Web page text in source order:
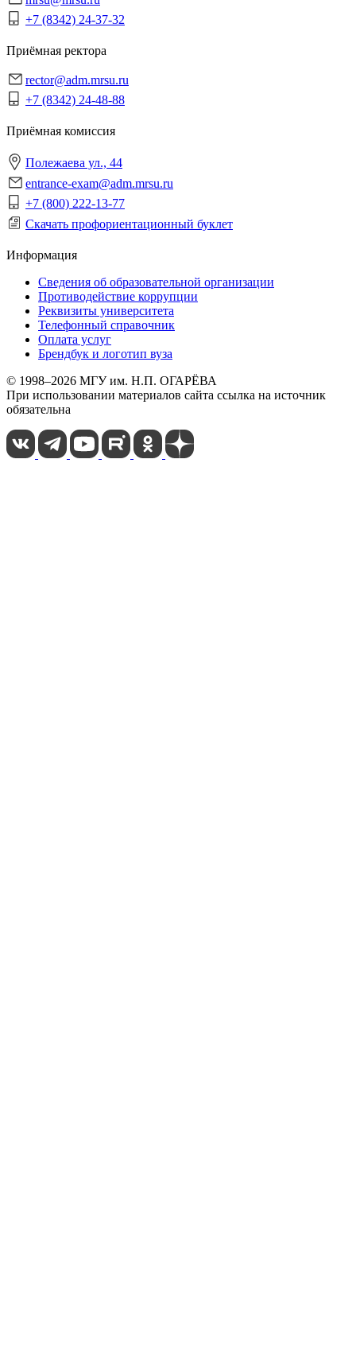
+7 (8342) 24-37-32
Приёмная ректора
rector@adm.mrsu.ru
+7 (8342) 24-48-88
Приёмная комиссия
Полежаева ул., 44
entrance-exam@adm.mrsu.ru
+7 (800) 222-13-77
Скачать профориентационный буклет
Информация
Сведения об образовательной организации
Противодействие коррупции
Реквизиты университета
Телефонный справочник
Оплата услуг
Брендбук и логотип вуза
© 1998–2026 МГУ им. Н.П. ОГАРЁВА
При использовании материалов сайта ссылка на источник
обязательна